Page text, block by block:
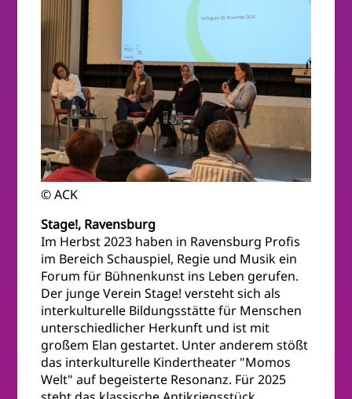
© ACK
Stage!, Ravensburg
Im Herbst 2023 haben in Ravensburg Profis
im Bereich Schauspiel, Regie und Musik ein
Forum für Bühnenkunst ins Leben gerufen.
Der junge Verein Stage! versteht sich als
interkulturelle Bildungsstätte für Menschen
unterschiedlicher Herkunft und ist mit
großem Elan gestartet. Unter anderem stößt
das interkulturelle Kindertheater "Momos
Welt" auf begeisterte Resonanz. Für 2025